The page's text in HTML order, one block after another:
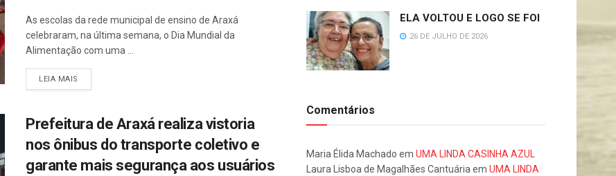
As escolas da rede municipal de ensino de Araxá
celebraram, na última semana, o Dia Mundial da
Alimentação com uma ...
LEIA MAIS
Prefeitura de Araxá realiza vistoria
nos ônibus do transporte coletivo e
garante mais segurança aos usuários
ELA VOLTOU E LOGO SE FOI
26 DE JULHO DE 2026
Comentários
Maria Élida Machado em UMA LINDA CASINHA AZUL
Laura Lisboa de Magalhães Cantuária em UMA LINDA